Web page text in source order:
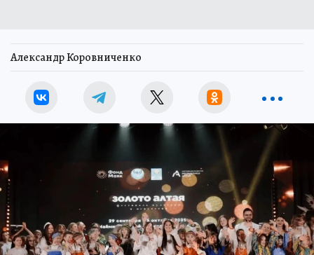
Александр Коровниченко